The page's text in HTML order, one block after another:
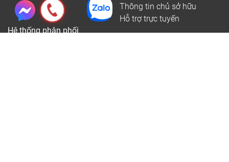
Thông tin chủ sở hữu
Hỗ trợ trực tuyến
Hệ thống phân phối